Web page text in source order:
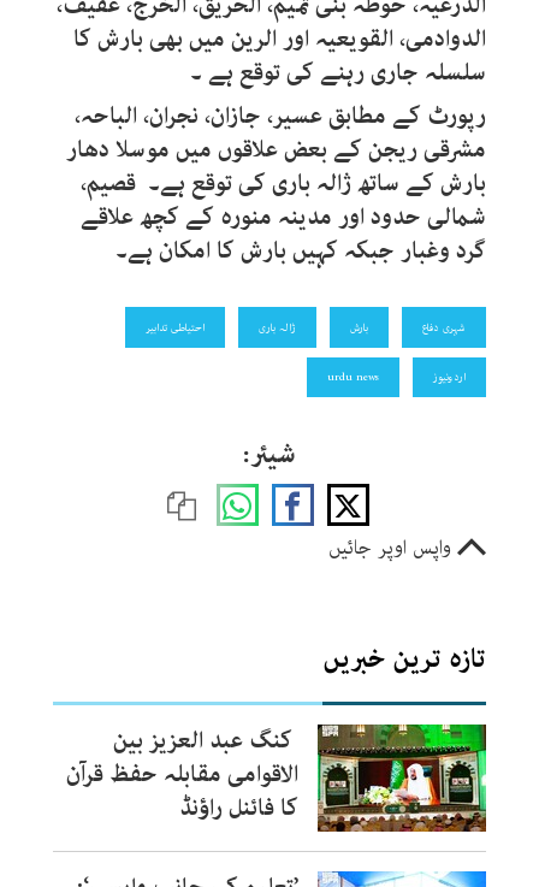
الدوادمی، القویعیہ اور الرین میں بھی بارش کا
سلسلہ جاری رہنے کی توقع ہے ۔
رپورٹ کے مطابق عسیر، جازان، نجران، الباحہ،
مشرقی ریجن کے بعض علاقوں میں موسلا دھار
بارش کے ساتھ ژالہ باری کی توقع ہے۔ قصیم،
شمالی حدود اور مدینہ منورہ کے کچھ علاقے
گرد وغبار جبکہ کہیں بارش کا امکان ہے۔
شہری دفاع بارش ژالہ باری احتیاطی تدابیر
اردونیوز urdu news
شیئر:
واپس اوپر جائیں
تازہ ترین خبریں
کنگ عبد العزیز بین
الاقوامی مقابلہ حفظ قرآن
کا فائنل راؤنڈ